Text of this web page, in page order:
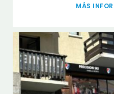
MÁS